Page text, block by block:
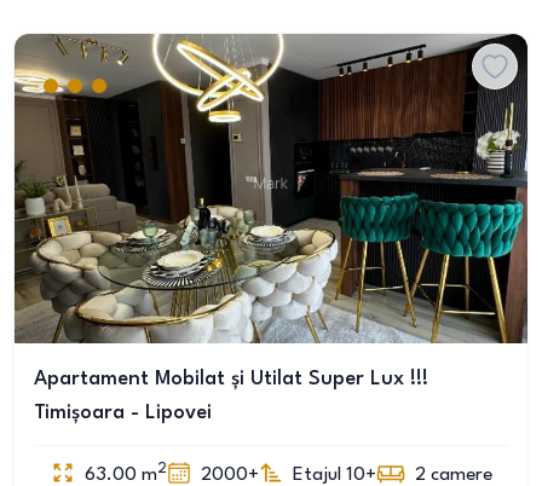
Apartament Mobilat și Utilat Super Lux !!!
Timișoara - Lipovei
63.00 m2 2000+ Etajul 10+ 2 camere